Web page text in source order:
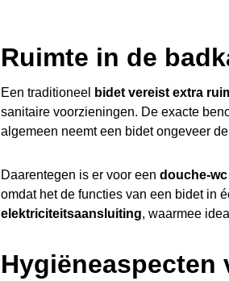
Ruimte in de
Een traditioneel bidet vereist extra
sanitaire voorzieningen. De exacte
algemeen neemt een bidet ongeveer
Daarentegen is er voor een douche-wc
omdat het de functies van een bidet in
elektriciteitsaansluiting, waarmee